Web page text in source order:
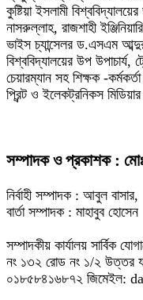
কুষ্টিয়া ইসলামী
নাসরুল্লাহ, রাজশাহী
ভাইস চ্যান্সেলর ড.এসএম
বিশ্ববিদ্যালয়ের উপ উপাচার্য,
চেয়ারম্যান সহ শিক্ষক -কর্মকর্তা
প্রিন্ট ও ইলেকট্রনিকস
সম্পাদক ও প্রকাশক :
নির্বাহী সম্পাদক : আবুল
বার্তা সম্পাদক : মাহাবুব হোসেন
সম্পাদকীয় কার্যালয় সার্বিক
নং ১৩২ রোড নং ১/২ উত্তর
০১৮৫৮৪১৬৮৭২ জিমেইল: